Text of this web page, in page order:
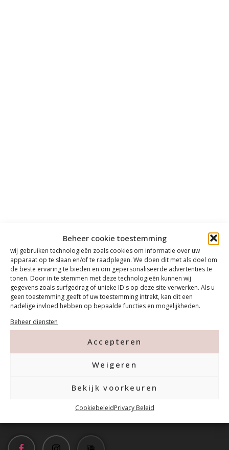
Beheer cookie toestemming
wij gebruiken technologieën zoals cookies om informatie over uw
apparaat op te slaan en/of te raadplegen. We doen dit met als doel om
de beste ervaring te bieden en om gepersonaliseerde advertenties te
tonen. Door in te stemmen met deze technologieën kunnen wij
gegevens zoals surfgedrag of unieke ID's op deze site verwerken. Als u
geen toestemming geeft of uw toestemming intrekt, kan dit een
nadelige invloed hebben op bepaalde functies en mogelijkheden.
Beheer diensten
Accepteren
Weigeren
Bekijk voorkeuren
CookiebeleidPrivacy Beleid
Contact
Tanthofdreef 7 2623 EW Delft
info@mfacademy.nl